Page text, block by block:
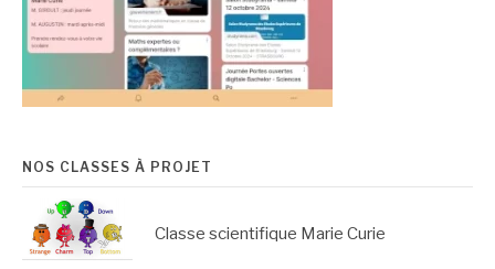
NOS CLASSES À PROJET
Classe scientifique Marie Curie